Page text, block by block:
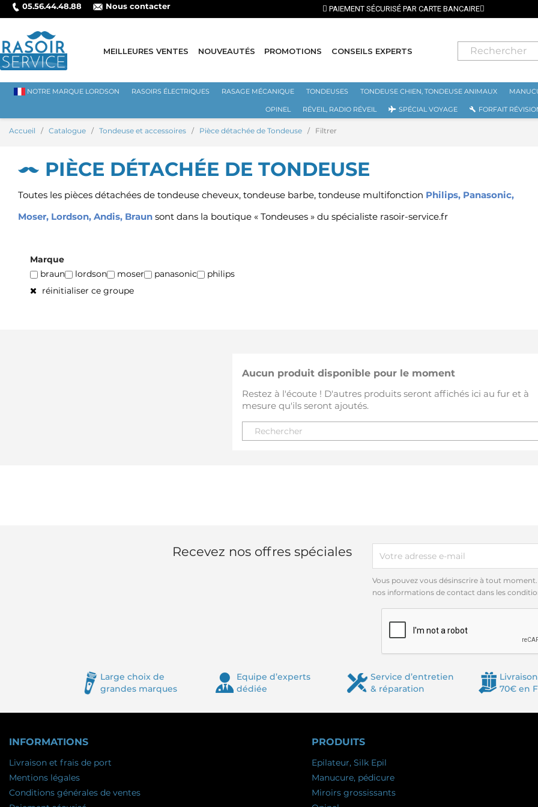
05.56.44.48.88 Nous contacter PAIEMENT SÉCURISÉ PAR CARTE BANCAIRE
MEILLEURES VENTES NOUVEAUTÉS PROMOTIONS CONSEILS EXPERTS
NOTRE MARQUE LORDSON RASOIRS ÉLECTRIQUES RASAGE MÉCANIQUE TONDEUSES TONDEUSE CHIEN, TONDEUSE ANIMAUX
OPINEL RÉVEIL, RADIO RÉVEIL SPÉCIAL VOYAGE FORFAIT
Accueil Catalogue Tondeuse et accessoires Pièce détachée de Tondeuse Filtrer
PIÈCE DÉTACHÉE DE TONDEUSE
Toutes les pièces détachées de tondeuse cheveux, tondeuse barbe, tondeuse multifonction Philips, Panasonic,
Moser, Lordson, Andis, Braun sont dans la boutique « Tondeuses » du spécialiste rasoir-service.fr
Marque
braun
lordson moser panasonic
philips
réinitialiser ce groupe
Aucun produit disponible pour le moment
Restez à l'écoute ! D'autres produits seront affichés ici au fur et à
mesure qu'ils seront ajoutés.
Recevez nos offres spéciales
Vous pouvez vous désinscrire à tout
nos informations de contact dans les
Large choix de
grandes marques
Equipe d’experts
dédiée
Service d’entretien
& réparation
70€ en
INFORMATIONS
Livraison et frais de port
Mentions légales
Conditions générales de ventes
PRODUITS
Epilateur, Silk Epil
Manucure, pédicure
Miroirs grossissants